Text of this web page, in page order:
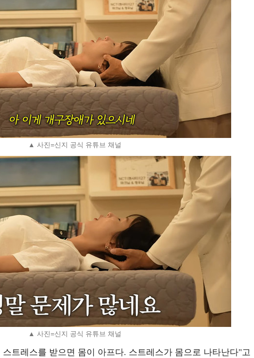
▲ 사진=신지 공식 유튜브 채널
▲ 사진=신지 공식 유튜브 채널
트레스를 받으면 몸이 아프다. 스트레스가 몸으로 나타난다"고